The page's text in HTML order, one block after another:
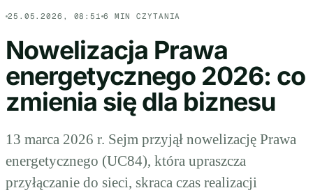
25.05.2026, 08:51 6 MIN CZYTANIA
Nowelizacja Prawa
energetycznego 2026: co
zmienia się dla biznesu
13 marca 2026 r. Sejm przyjął nowelizację Prawa
energetycznego (UC84), która upraszcza
przyłączanie do sieci, skraca czas realizacji